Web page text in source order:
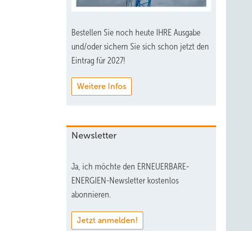
Bestellen Sie noch heute IHRE Ausgabe
und/oder sichern Sie sich schon jetzt den
Eintrag für 2027!
Weitere Infos
Newsletter
Ja, ich möchte den ERNEUERBARE-
ENERGIEN-Newsletter kostenlos
abonnieren.
Jetzt anmelden!